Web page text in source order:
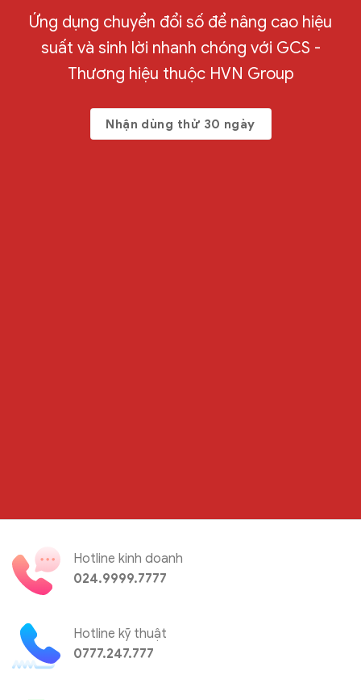
Ứng dụng chuyển đổi số để nâng cao hiệu
suất và sinh lời nhanh chóng với GCS -
Thương hiệu thuộc HVN Group
Nhận dùng thử 30 ngày
Hotline kinh doanh
024.9999.7777
Hotline kỹ thuật
0777.247.777